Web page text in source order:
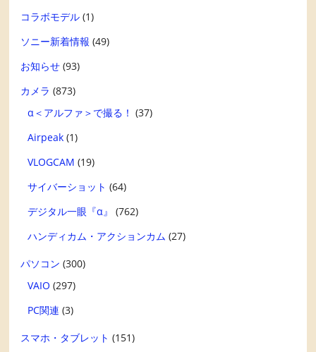
コラボモデル (1)
ソニー新着情報 (49)
お知らせ (93)
カメラ (873)
α＜アルファ＞で撮る！ (37)
Airpeak (1)
VLOGCAM (19)
サイバーショット (64)
デジタル一眼『α』
(762)
ハンディカム・アクションカム (27)
パソコン (300)
VAIO (297)
PC関連 (3)
スマホ・タブレット (151)